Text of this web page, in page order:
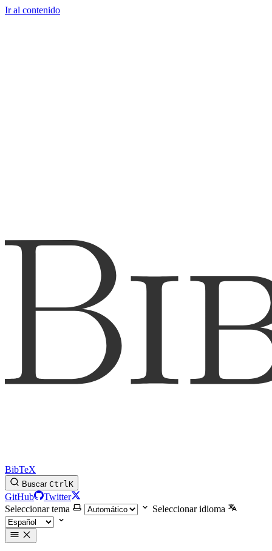
Ir al contenido
BibTeX
Buscar CtrlK
GitHub
Twitter
Seleccionar tema
Seleccionar idioma